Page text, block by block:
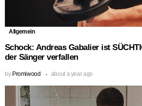
Allgemein
Schock: Andreas Gabalier ist
der Sänger verfallen
by Promiwood about a year ago